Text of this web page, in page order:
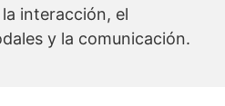
interacción, el
y la comunicación.